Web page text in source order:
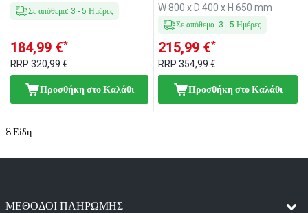
Σε απόθεμα: 3 - 5 Ημέρες
184,99 €*
RRP 320,99 €
Προσθήκη στο Καλάθι
W 800 x D 400 x H 650 mm
Σε απόθεμα: 3 -5 Ημέρες
215,99 €*
RRP354,99 €
Προσθήκη στο Καλάθι
8Είδη
ΜΈΘΟΔΟΙ ΠΛΗΡΩΜΉΣ